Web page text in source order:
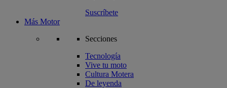
Suscríbete
Más Motor
Secciones
Tecnología
Vive tu moto
Cultura Motera
De leyenda